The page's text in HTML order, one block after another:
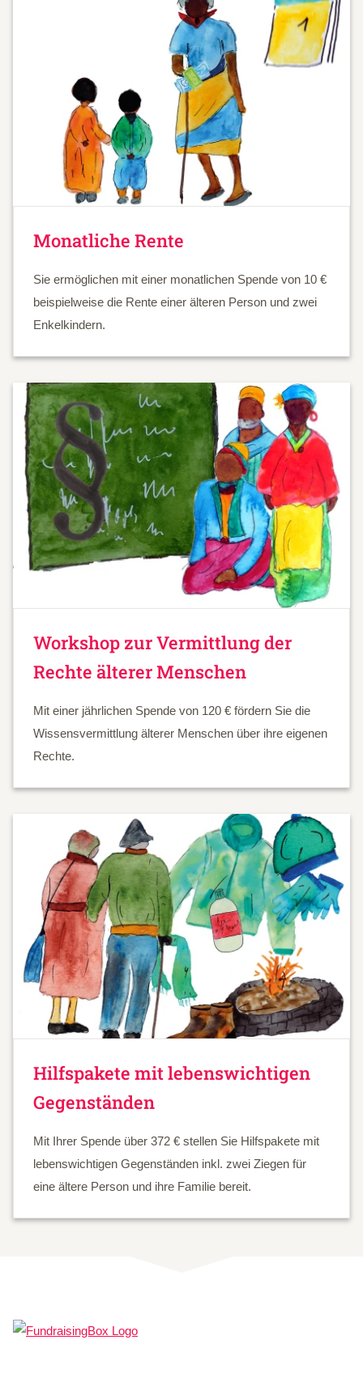
Monatliche Rente
Sie ermöglichen mit einer monatlichen Spende von 10 €
beispielweise die Rente einer älteren Person und zwei
Enkelkindern.
Workshop zur Vermittlung der
Rechte älterer Menschen
Mit einer jährlichen Spende von 120 € fördern Sie die
Wissensvermittlung älterer Menschen über ihre eigenen
Rechte.
Hilfspakete mit lebenswichtigen
Gegenständen
Mit Ihrer Spende über 372 € stellen Sie Hilfspakete mit
lebenswichtigen Gegenständen inkl. zwei Ziegen für
eine ältere Person und ihre Familie bereit.